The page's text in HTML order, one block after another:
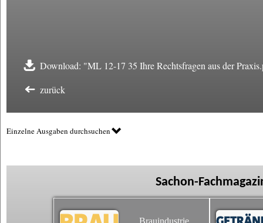
Download: "ML 12-17 35 Ihre Rechtsfragen aus der
zurück
Einzelne Ausgaben durchsuchen
Sachon-
Brauindustrie